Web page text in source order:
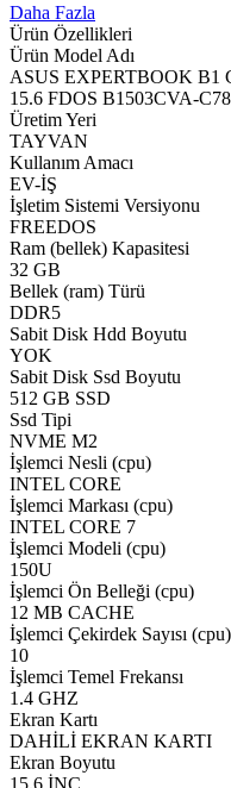
Daha Fazla
Ürün Özellikleri
Ürün Model Adı
ASUS EXPERTBOOK B1
15.6 FDOS B1503CVA-
Üretim Yeri
TAYVAN
Kullanım Amacı
EV-İŞ
İşletim Sistemi Versiyonu
FREEDOS
Ram (bellek) Kapasitesi
32 GB
Bellek (ram) Türü
DDR5
Sabit Disk Hdd Boyutu
YOK
Sabit Disk Ssd Boyutu
512 GB SSD
Ssd Tipi
NVME M2
İşlemci Nesli (cpu)
INTEL CORE
İşlemci Markası (cpu)
INTEL CORE 7
İşlemci Modeli (cpu)
150U
İşlemci Ön Belleği (cpu)
12 MB CACHE
İşlemci Çekirdek Sayısı (cpu)
10
İşlemci Temel Frekansı
1.4 GHZ
Ekran Kartı
DAHİLİ EKRAN KARTI
Ekran Boyutu
15.6 İNÇ